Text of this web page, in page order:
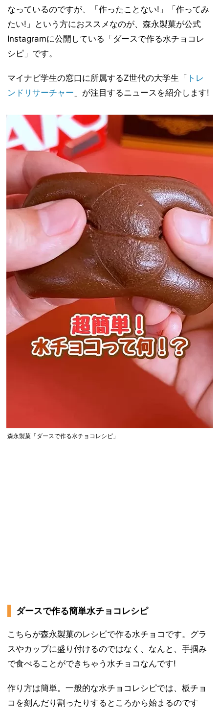
なっているのですが、「作ったことない!」「作ってみ
たい!」という方におススメなのが、森永製菓が公式
Instagramに公開している「ダースで作る水チョコレ
シピ」です。
マイナビ学生の窓口に所属するZ世代の大学生「 トレ
ンドリサーチャー 」が注目するニュースを紹介します!
森永製菓「ダースで作る水チョコレシピ」
ダースで作る簡単水チョコレシピ
こちらが森永製菓のレシピで作る水チョコです。グラ
スやカップに盛り付けるのではなく、なんと、手掴み
で食べることができちゃう水チョコなんです!
作り方は簡単。一般的な水チョコレシピでは、板チョ
コを刻んだり割ったりするところから始まるのです